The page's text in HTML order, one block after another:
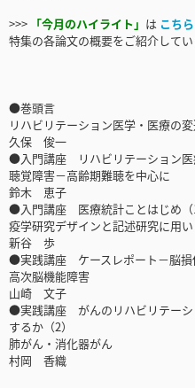
>>> 「今月のハイライト」 は こちら
特集の各論文の概要をご紹介して
●巻頭言
リハビリテーション医学・医療の
久保 俊一
●入門講座 リハビリテーション医
聴覚障害－高齢期難聴を中心に
鈴木 恵子
●入門講座 医療統計ことはじめ（1
疫学研究デザインと記述研究に用
新谷 歩
●実践講座 ケースレポート－脳損
高次脳機能障害
山崎 文子
●実践講座 がんのリハビリテーシ
するか（2）
肺がん・消化器がん
村岡 香織